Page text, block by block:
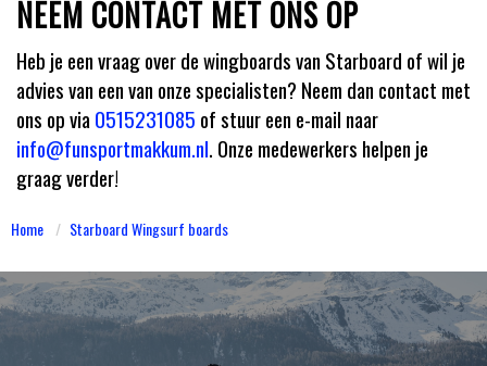
NEEM CONTACT MET ONS OP
Heb je een vraag over de wingboards van Starboard of wil je
advies van een van onze specialisten? Neem dan contact met
ons op via 0515231085 of stuur een e-mail naar
info@funsportmakkum.nl. Onze medewerkers helpen je
graag verder!
Home Starboard Wingsurf boards